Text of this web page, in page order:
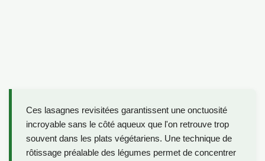
Ces lasagnes revisitées garantissent une onctuosité
incroyable sans le côté aqueux que l'on retrouve trop
souvent dans les plats végétariens. Une technique de
rôtissage préalable des légumes permet de concentrer